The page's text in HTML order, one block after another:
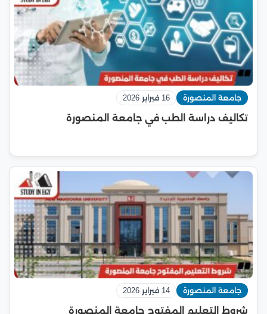
جامعة المنصورة 16 فبراير 2026
تكاليف دراسة الطب في جامعة المنصورة
جامعة المنصورة 14 فبراير 2026
شروط التعليم المفتوح جامعة المنصورة